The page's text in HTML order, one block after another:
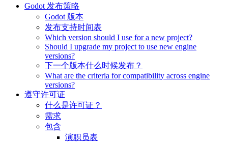
Godot 发布策略
Godot 版本
发布支持时间表
Which version should I use for a new project?
Should I upgrade my project to use new engine
versions?
下一个版本什么时候发布？
What are the criteria for compatibility across engine
versions?
遵守许可证
什么是许可证？
需求
包含
演职员表